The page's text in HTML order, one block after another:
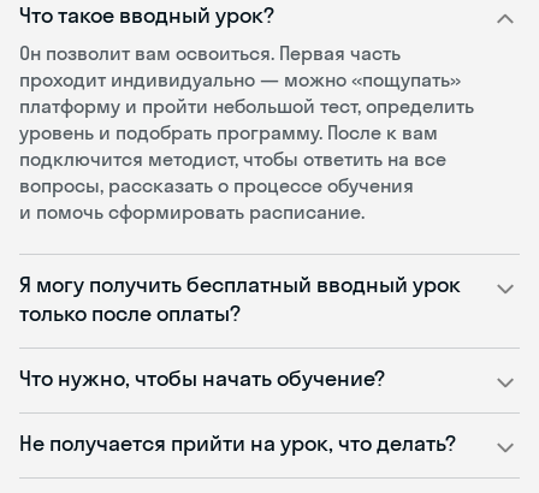
Что такое вводный урок?
Он позволит вам освоиться. Первая часть
проходит индивидуально — можно «пощупать»
платформу и пройти небольшой тест, определить
уровень и подобрать программу. После к вам
подключится методист, чтобы ответить на все
вопросы, рассказать о процессе обучения
и помочь сформировать расписание.
Я могу получить бесплатный вводный урок
только после оплаты?
Что нужно, чтобы начать обучение?
Не получается прийти на урок, что делать?